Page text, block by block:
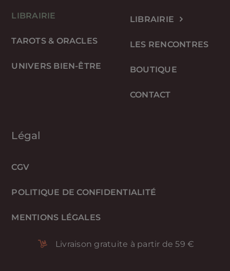
LIBRAIRIE
TAROTS & ORACLES
UNIVERS BIEN-ÊTRE
LIBRAIRIE
LES RENCONTRES
BOUTIQUE
CONTACT
Légal
CGV
POLITIQUE DE CONFIDENTIALITÉ
MENTIONS LÉGALES
Livraison gratuite à partir de 59 €